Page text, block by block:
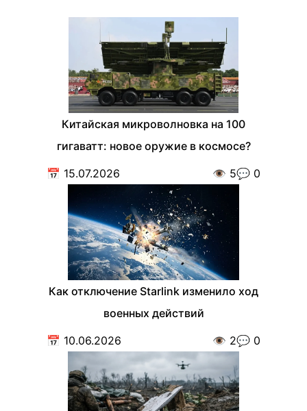
Китайская микроволновка на 100
гигаватт: новое оружие в космосе?
📅 15.07.2026 👁️ 5💬 0
Как отключение Starlink изменило ход
военных действий
📅 10.06.2026 👁️ 2💬 0